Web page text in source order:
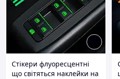
Стікери флуоресцентні
що світяться наклейки на